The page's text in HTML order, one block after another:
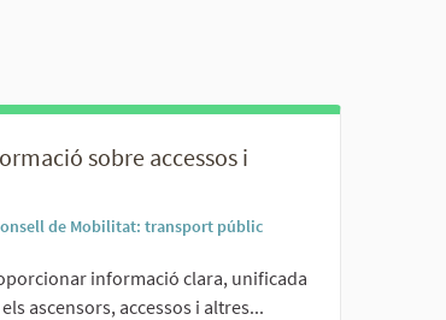
sobre accessos i
de Mobilitat: transport públic
informació clara, unificada
ascensors, accessos i altres...